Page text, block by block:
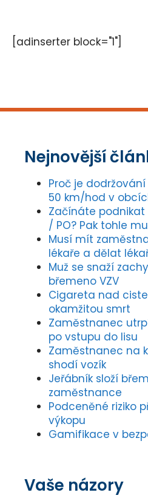
[adinserter block="1"]
Nejnovější
Proč je
50 km/hod v
Začínáte podnikat
/ PO? Pak tohle
Musí mít
lékaře a dělat
Muž se snaží
břemeno VZV
Cigareta nad
okamžitou smrt
Zaměstnanec
po vstupu do lisu
Zaměstnanec na
shodí vozík
Jeřábník složí
zaměstnance
Podceněné riziko
výkopu
Gamifikace v
Vaše názory